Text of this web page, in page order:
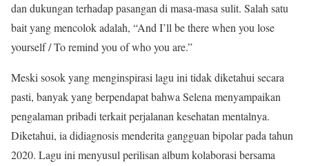
dan dukungan terhadap pasangan di masa-masa sulit. Salah satu
bait yang mencolok adalah, “And I’ll be there when you lose
yourself / To remind you of who you are.”
Meski sosok yang menginspirasi lagu ini tidak diketahui secara
pasti, banyak yang berpendapat bahwa Selena menyampaikan
pengalaman pribadi terkait perjalanan kesehatan mentalnya.
Diketahui, ia didiagnosis menderita gangguan bipolar pada tahun
2020. Lagu ini menyusul perilisan album kolaborasi bersama